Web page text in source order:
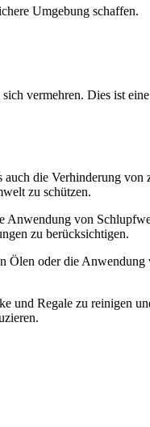
Umgebung schaffen.
vermehren. Dies ist
die Verhinderung
zu schützen.
von
zu berücksichtigen.
oder die
und Regale zu reinigen